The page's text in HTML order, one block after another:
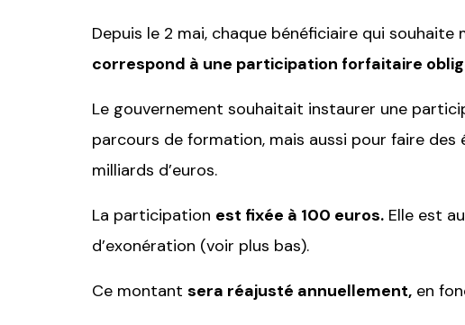
Depuis le 2 mai, chaque bénéficiaire qui
correspond à une participation forfaitaire
Le gouvernement souhaitait instaurer une
parcours de formation, mais aussi pour faire des
milliards d’euros.
La participation est fixée à 100 euros. Elle est
d’exonération (voir plus bas).
Ce montant sera réajusté annuellement, en